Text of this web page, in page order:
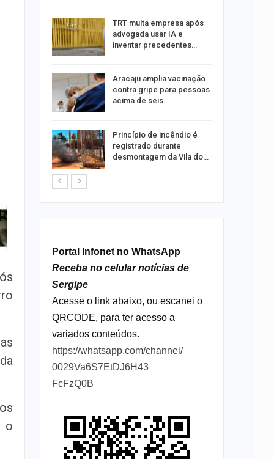
o
TRT multa empresa após
advogada usar IA e
inventar precedentes…
Aracaju amplia vacinação
contra gripe para pessoas
acima de seis…
Princípio de incêndio é
registrado durante
desmontagem da Vila do…
----
Portal Infonet no WhatsApp
Receba no celular notícias de
Sergipe
Acesse o link abaixo, ou escanei o
QRCODE, para ter acesso a
variados conteúdos.
https://whatsapp.com/channel/
0029Va6S7EtDJ6H43
FcFzQ0B